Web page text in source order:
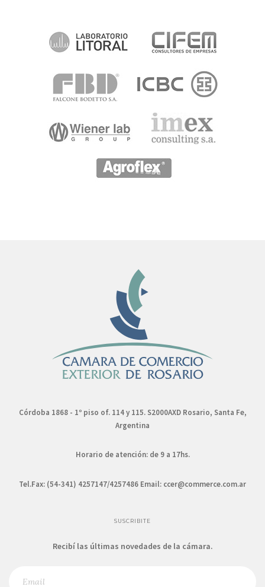
Córdoba 1868 - 1º piso of. 114 y 115. S2000AXD Rosario, Santa Fe,
Argentina
Horario de atención: de 9 a 17hs.
Tel.Fax: (54-341) 4257147/4257486 Email: ccer@commerce.com.ar
SUSCRIBITE
Recibí las últimas novedades de la cámara.